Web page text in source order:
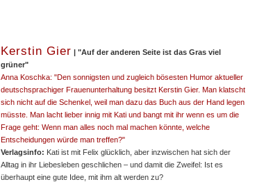
Kerstin Gier | "Auf der anderen Seite ist das Gras viel
grüner"
Anna Koschka: "Den sonnigsten und zugleich bösesten Humor aktueller
deutschsprachiger Frauenunterhaltung besitzt Kerstin Gier. Man klatscht
sich nicht auf die Schenkel, weil man dazu das Buch aus der Hand legen
müsste. Man lacht lieber innig mit Kati und bangt mit ihr wenn es um die
Frage geht: Wenn man alles noch mal machen könnte, welche
Entscheidungen würde man treffen?"
Verlagsinfo: Kati ist mit Felix glücklich, aber inzwischen hat sich der
Alltag in ihr Liebesleben geschlichen – und damit die Zweifel: Ist es
überhaupt eine gute Idee, mit ihm alt werden zu?